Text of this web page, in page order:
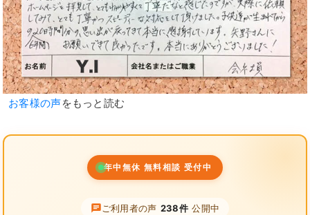
お客様の声をもっと読む
年中無休 無料相談 受付中
ご利用者の声 238件 公開中